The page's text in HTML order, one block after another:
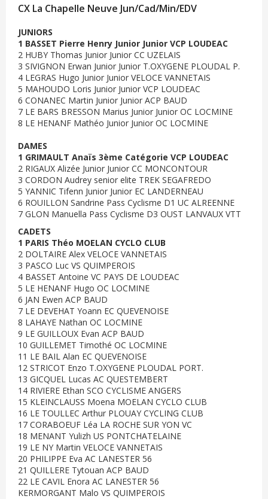
CX La Chapelle Neuve Jun/Cad/Min/EDV
JUNIORS
1 BASSET Pierre Henry Junior Junior VCP LOUDEAC
2 HUBY Thomas Junior Junior CC UZELAIS
3 SIVIGNON Erwan Junior Junior T.OXYGENE PLOUDAL P.
4 LEGRAS Hugo Junior Junior VELOCE VANNETAIS
5 MAHOUDO Loris Junior Junior VCP LOUDEAC
6 CONANEC Martin Junior Junior ACP BAUD
7 LE BARS BRESSON Marius Junior Junior OC LOCMINE
8 LE HENANF Mathéo Junior Junior OC LOCMINE
DAMES
1 GRIMAULT Anaïs 3ème Catégorie VCP LOUDEAC
2 RIGAUX Alizée Junior Junior CC MONCONTOUR
3 CORDON Audrey senior elite TREK SEGAFREDO
5 YANNIC Tifenn Junior Junior EC LANDERNEAU
6 ROUILLON Sandrine Pass Cyclisme D1 UC ALREENNE
7 GLON Manuella Pass Cyclisme D3 OUST LANVAUX VTT
CADETS
1 PARIS Théo MOELAN CYCLO CLUB
2 DOLTAIRE Alex VELOCE VANNETAIS
3 PASCO Luc VS QUIMPEROIS
4 BASSET Antoine VC PAYS DE LOUDEAC
5 LE HENANF Hugo OC LOCMINE
6 JAN Ewen ACP BAUD
7 LE DEVEHAT Yoann EC QUEVENOISE
8 LAHAYE Nathan OC LOCMINE
9 LE GUILLOUX Evan ACP BAUD
10 GUILLEMET Timothé OC LOCMINE
11 LE BAIL Alan EC QUEVENOISE
12 STRICOT Enzo T.OXYGENE PLOUDAL PORT.
13 GICQUEL Lucas AC QUESTEMBERT
14 RIVIERE Ethan SCO CYCLISME ANGERS
15 KLEINCLAUSS Moena MOELAN CYCLO CLUB
16 LE TOULLEC Arthur PLOUAY CYCLING CLUB
17 CORABOEUF Léa LA ROCHE SUR YON VC
18 MENANT Yulizh US PONTCHATELAINE
19 LE NY Martin VELOCE VANNETAIS
20 PHILIPPE Eva AC LANESTER 56
21 QUILLERE Tytouan ACP BAUD
22 LE CAVIL Enora AC LANESTER 56
KERMORGANT Malo VS QUIMPEROIS